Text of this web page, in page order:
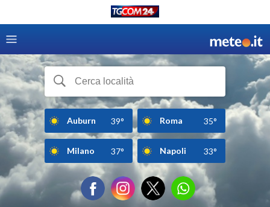
Auburn 39° Roma 35°
Milano 37° Napoli 33°